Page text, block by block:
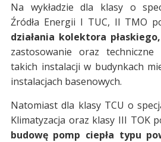
Na wykładzie dla klasy o
Źródła Energii I TUC, II TMO
działania kolektora
zastosowanie oraz techniczne
takich instalacji w budynkach
instalacjach basenowych.
Natomiast dla klasy TCU o
Klimatyzacja oraz klasy III TOK
budowę pomp ciepła typu